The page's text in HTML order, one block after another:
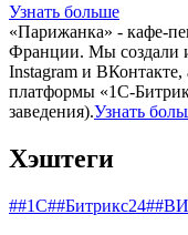
Узнать больше
«Парижанка» - кафе-
Франции. Мы создали
Instagram и ВКонтакте,
платформы «1С-
заведения).Узнать
Хэштеги
##1С##Битрикс24